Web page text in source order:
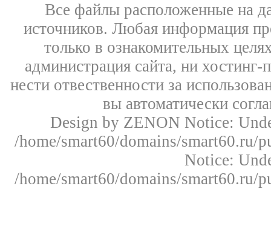
Все файлы расположенные на
источников. Любая информация
только в ознакомительных
администрация сайта, ни
нести отвественности за
вы автоматически
Design by ZENON Notice:
/home/smart60/domains/
Notice:
/home/smart60/domains/